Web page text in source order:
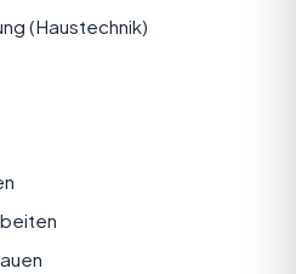
(Haustechnik)